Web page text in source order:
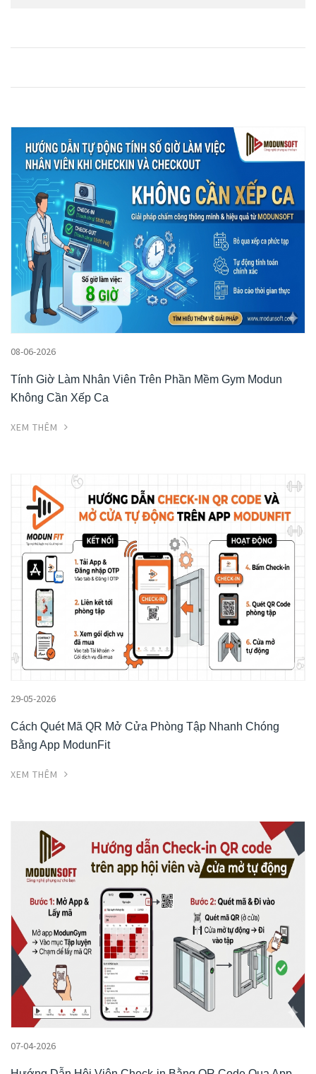
08-06-2026
Tính Giờ Làm Nhân Viên Trên Phần Mềm Gym Modun
Không Cần Xếp Ca
XEM THÊM
29-05-2026
Cách Quét Mã QR Mở Cửa Phòng Tập Nhanh Chóng
Bằng App ModunFit
XEM THÊM
07-04-2026